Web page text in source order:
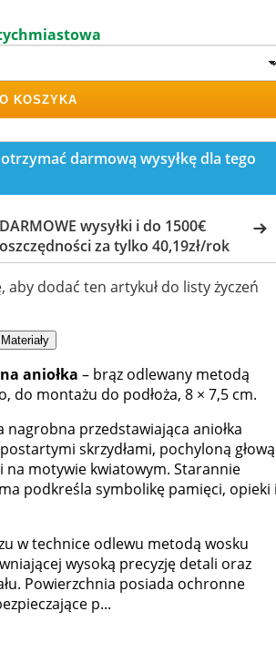
KOSZYKA
otrzymać darmową wysyłkę dla tego
DARMOWE wysyłki i do 1500€
oszczędności za tylko 40,19zł/rok
aby dodać ten artykuł do listy życzeń
Materiały
aniołka – brąz odlewany metodą
do montażu do podłoża, 8 × 7,5 cm.
nagrobna przedstawiająca aniołka
skrzydłami, pochyloną
na motywie kwiatowym. Starannie
podkreśla symbolikę pamięci, opieki
w technice odlewu metodą wosku
wysoką precyzję detali oraz
Powierzchnia posiada ochronne
p...